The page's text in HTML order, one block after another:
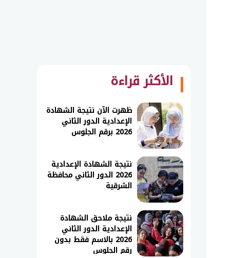
الأكثر قراءة
ظهرت الآن نتيجة الشهادة
الإعدادية الدور الثاني
2026 برقم الجلوس
نتيجة الشهادة الإعدادية
2026 الدور الثاني محافظة
الشرقية
نتيجة ملاحق الشهادة
الإعدادية الدور الثاني
2026 بالاسم فقط بدون
رقم الجلوس